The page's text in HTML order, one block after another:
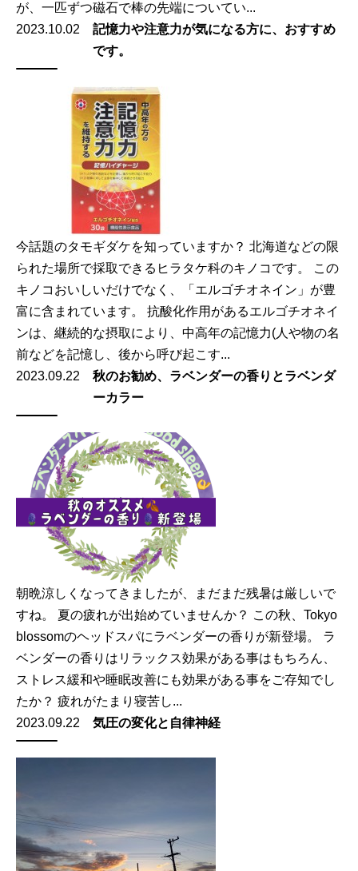
が、一匹ずつ磁石で棒の先端についてい...
2023.10.02
記憶力や注意力が気になる方に、おすすめ
です。
今話題のタモギダケを知っていますか？ 北海道などの限
られた場所で採取できるヒラタケ科のキノコです。 この
キノコおいしいだけでなく、「エルゴチオネイン」が豊
富に含まれています。 抗酸化作用があるエルゴチオネイ
ンは、継続的な摂取により、中高年の記憶力(人や物の名
前などを記憶し、後から呼び起こす...
2023.09.22
秋のお勧め、ラベンダーの香りとラベンダ
ーカラー
朝晩涼しくなってきましたが、まだまだ残暑は厳しいで
すね。 夏の疲れが出始めていませんか？ この秋、Tokyo
blossomのヘッドスパにラベンダーの香りが新登場。 ラ
ベンダーの香りはリラックス効果がある事はもちろん、
ストレス緩和や睡眠改善にも効果がある事をご存知でし
たか？ 疲れがたまり寝苦し...
2023.09.22
気圧の変化と自律神経